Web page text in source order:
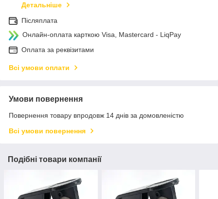
Детальніше
Післяплата
Онлайн-оплата карткою Visa, Mastercard - LiqPay
Оплата за реквізитами
Всі умови оплати
Умови повернення
Повернення товару впродовж 14 днів за домовленістю
Всі умови повернення
Подібні товари компанії